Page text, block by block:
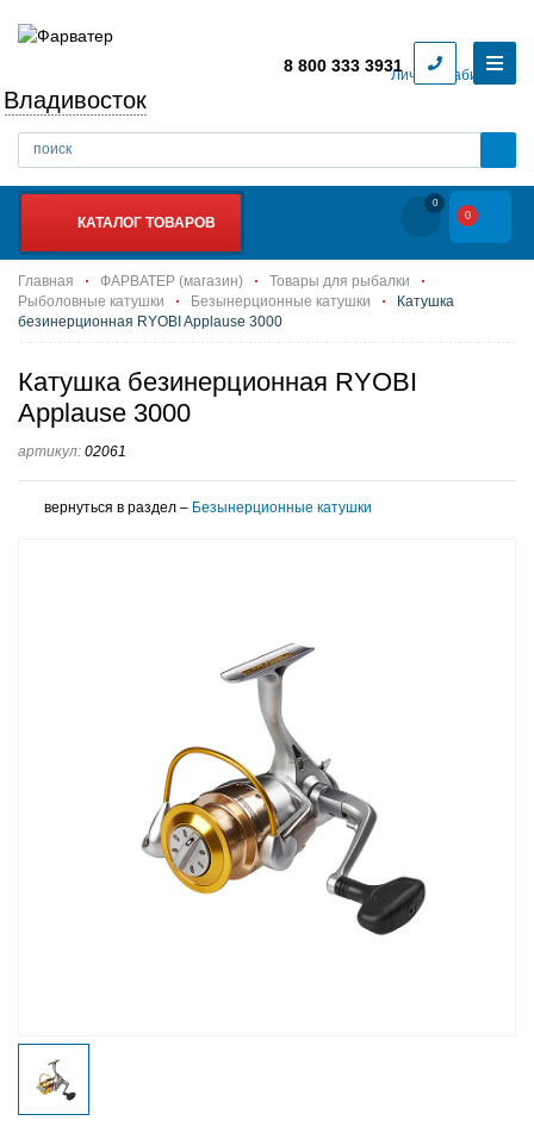
Личный кабинет
Владивосток
8 800 333 3931
КАТАЛОГ ТОВАРОВ
0
0
Главная ФАРВАТЕР (магазин)
Товары для рыбалки
Рыболовные катушки
Безынерционные катушки
Катушка
безинерционная RYOBI Applause 3000
Катушка безинерционная RYOBI
Applause 3000
артикул: 02061
вернуться в раздел – Безынерционные катушки